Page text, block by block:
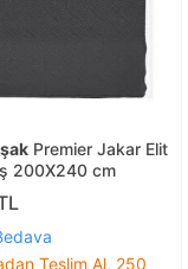
Premier Jakar Elit
200X240 cm
Teslim Al, 250